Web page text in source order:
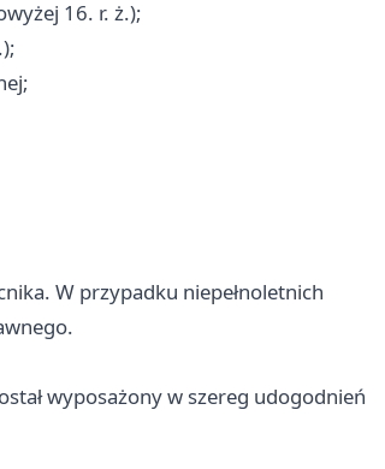
16. r. ż.);
W przypadku niepełnoletnich
wyposażony w szereg udogodnień